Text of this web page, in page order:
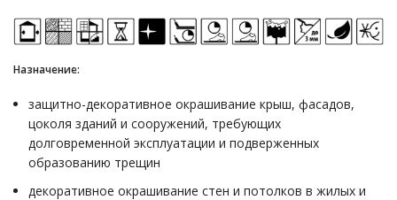
Назначение:
защитно-декоративное окрашивание крыш, фасадов,
цоколя зданий и сооружений, требующих
долговременной эксплуатации и подверженных
образованию трещин
декоративное окрашивание стен и потолков в жилых и